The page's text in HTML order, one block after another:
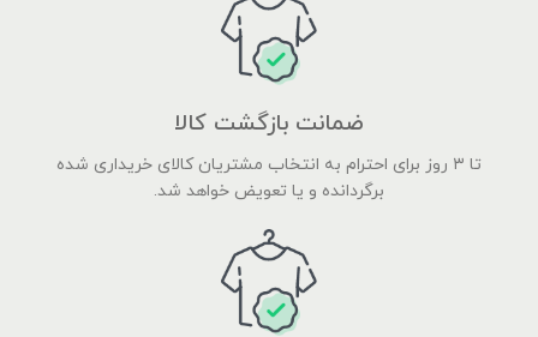
ضمانت بازگشت کالا
تا ۳ روز برای احترام به انتخاب مشتریان کالای خریداری شده
برگردانده و یا تعویض خواهد شد.